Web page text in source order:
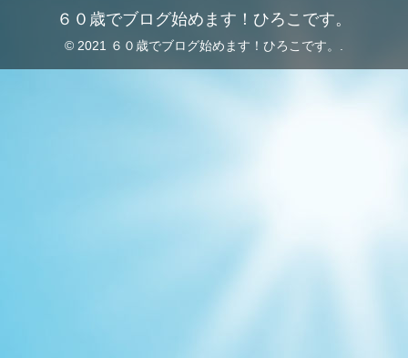
６０歳でブログ始めます！ひろこです。
© 2021 ６０歳でブログ始めます！ひろこです。.